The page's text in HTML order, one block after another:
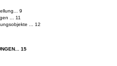
9
... 11
... 12
15